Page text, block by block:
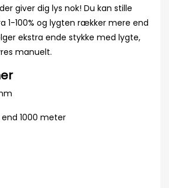
giver dig lys nok! Du kan stille
1-100% og lygten rækker mere end
ekstra ende stykke med lygte,
manuelt.
1000 meter